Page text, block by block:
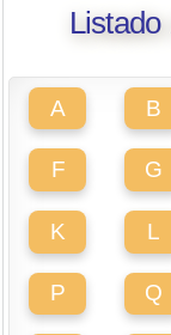
A B
F G
K L
P Q